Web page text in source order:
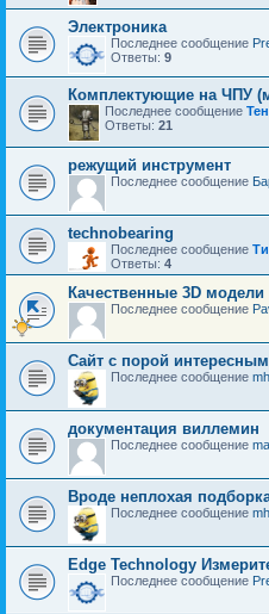
Электроника
Последнее сообщение
Ответы: 9
Комплектующие на ЧПУ
Последнее сообщение
Ответы: 21
режущий инструмент
Последнее сообщение
technobearing
Последнее сообщение
Ответы: 4
Качественные 3D
Последнее сообщение
Сайт с порой
Последнее сообщение
документация виллемин
Последнее сообщение
Вроде неплохая
Последнее сообщение
Edge Technology
Последнее сообщение